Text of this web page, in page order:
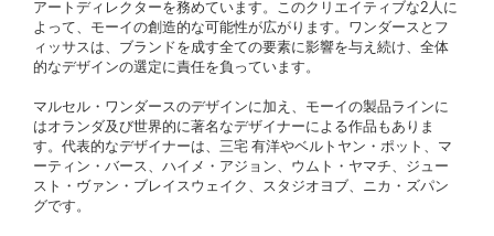
アートディレクターを務めています。このクリエイティブな2人に
よって、モーイの創造的な可能性が広がります。ワンダースとフ
ィッサスは、ブランドを成す全ての要素に影響を与え続け、全体
的なデザインの選定に責任を負っています。
マルセル・ワンダースのデザインに加え、モーイの製品ラインに
はオランダ及び世界的に著名なデザイナーによる作品もありま
す。代表的なデザイナーは、三宅 有洋やベルトヤン・ポット、マ
ーティン・バース、ハイメ・アジョン、ウムト・ヤマチ、ジュー
スト・ヴァン・ブレイスウェイク、スタジオヨブ、ニカ・ズパン
グです。